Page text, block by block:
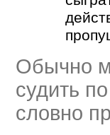
Обычно
судить
словно